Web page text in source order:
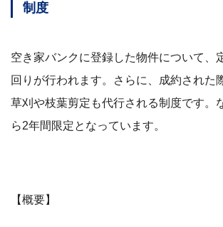
制度
空き家バンクに登録した物件について、
回りが行われます。さらに、成約された
草刈や枝葉剪定も代行される制度です。
ら2年間限定となっています。
【概要】